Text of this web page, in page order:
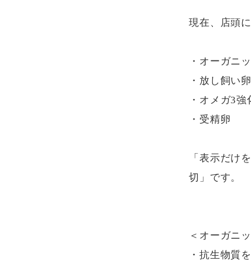
現在、店頭
・オーガニ
・放し飼い
・オメガ3強
・受精卵
「表示だけ
切」です。
＜オーガニ
・抗生物質